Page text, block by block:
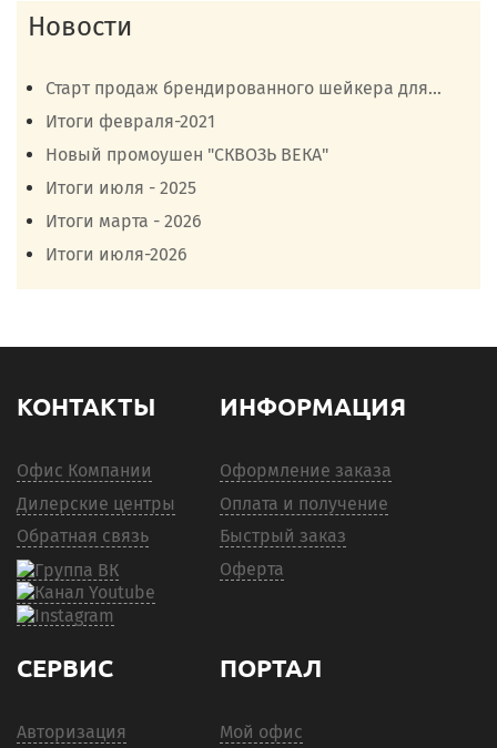
Новости
Старт продаж брендированного шейкера для...
Итоги февраля-2021
Новый промоушен "СКВОЗЬ ВЕКА"
Итоги июля - 2025
Итоги марта - 2026
Итоги июля-2026
КОНТАКТЫ
Офис Компании
Дилерские центры
Обратная связь
ИНФОРМАЦИЯ
Оформление заказа
Оплата и получение
Быстрый заказ
Оферта
СЕРВИС
Авторизация
ПОРТАЛ
Мой офис